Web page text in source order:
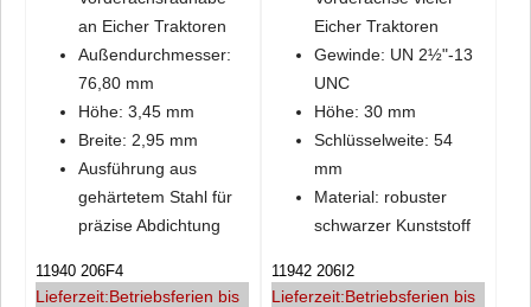
an Eicher Traktoren
Außendurchmesser:
76,80 mm
Höhe: 3,45 mm
Breite: 2,95 mm
Ausführung aus
gehärtetem Stahl für
präzise Abdichtung
11940 206F4
Lieferzeit:Betriebsferien bis
Eicher Traktoren
Gewinde: UN 2½"-13
UNC
Höhe: 30 mm
Schlüsselweite: 54
mm
Material: robuster
schwarzer Kunststoff
11942 206I2
Lieferzeit:Betriebsferien bis